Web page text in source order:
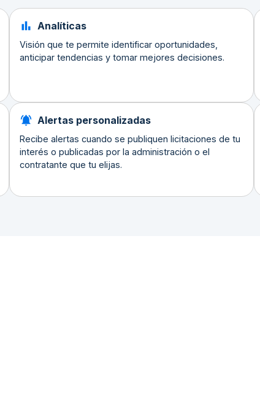
Analíticas
Visión que te permite identificar oportunidades,
anticipar tendencias y tomar mejores decisiones.
Alertas personalizadas
Recibe alertas cuando se publiquen licitaciones de tu
interés o publicadas por la administración o el
contratante que tu elijas.